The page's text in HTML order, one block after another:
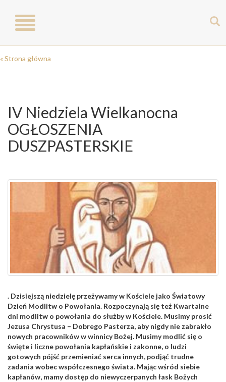
Toggle
navigation
« Strona główna
IV Niedziela Wielkanocna
OGŁOSZENIA
DUSZPASTERSKIE
. Dzisiejszą niedzielę przeżywamy w Kościele jako Światowy
Dzień Modlitw o Powołania. Rozpoczynają się też Kwartalne
dni modlitw o powołania do służby w Kościele. Musimy prosić
Jezusa Chrystusa – Dobrego Pasterza, aby nigdy nie zabrakło
nowych pracowników w winnicy Bożej. Musimy modlić się o
święte i liczne powołania kapłańskie i zakonne, o ludzi
gotowych pójść przemieniać serca innych, podjąć trudne
zadania wobec współczesnego świata. Mając wśród siebie
kapłanów, mamy dostęp do niewyczerpanych łask Bożych